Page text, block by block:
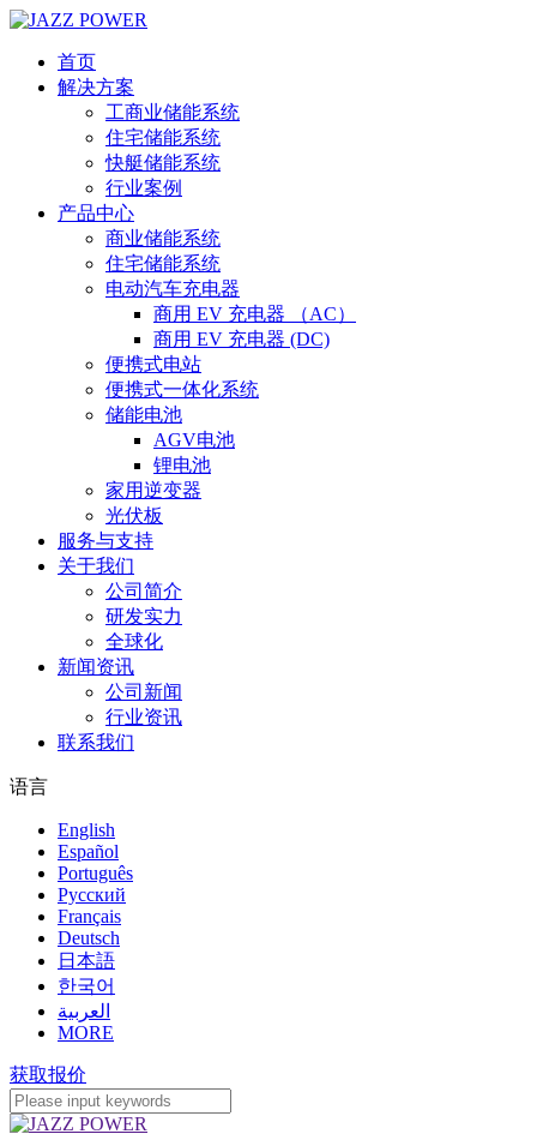
首页
解决方案
工商业储能系统
住宅储能系统
快艇储能系统
行业案例
产品中心
商业储能系统
住宅储能系统
电动汽车充电器
商用 EV 充电器 （AC）
商用 EV 充电器 (DC)
便携式电站
便携式一体化系统
储能电池
AGV电池
锂电池
家用逆变器
光伏板
服务与支持
关于我们
公司简介
研发实力
全球化
新闻资讯
公司新闻
行业资讯
联系我们
语言
English
Español
Português
Pусский
Français
Deutsch
日本語
한국어
العربية
MORE
获取报价